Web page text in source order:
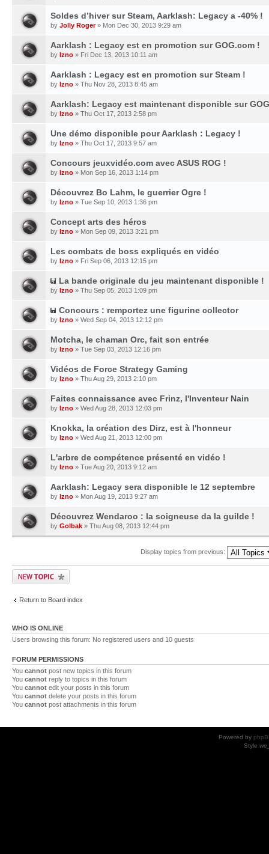
Soldes d’hiver sur Steam, Aarklash: Legacy a -40% !
by Jolly Roger» Mon Dec 30, 2013 9:29 am
Aarklash : Legacy est en promotion sur GOG.com !
by Izno » Fri Dec 13, 2013 10:11 am
Aarklash : Legacy est en promotion sur Steam !
by Izno » Thu Nov 28, 2013 8:45 am
Aarklash: Legacy est maintenant disponible sur
by Izno » Thu Oct 17, 2013 2:58 pm
Une démo disponible pour Aarklash : Legacy !
by Izno » Thu Oct 17, 2013 9:57 am
Concours jeuxvidéo.com avec ASUS ROG !
by Izno » Mon Sep 16, 2013 1:14 pm
Découvrez Bo Lahm, le guerrier Ogre !
by Izno » Tue Sep 10, 2013 1:36 pm
Concept arts des héros
by Izno » Mon Sep 09, 2013 3:21 pm
Les combats de boss expliqués en vidéo
by Izno » Fri Sep 06, 2013 12:15 pm
La bande originale du jeu maintenant disponible !
by Izno » Thu Sep 05, 2013 1:09 pm
Concours : remportez une figurine collector
by Izno » Wed Sep 04, 2013 12:12 pm
Motcha, le chaman Orc, fait son entrée
by Izno » Tue Sep 03, 2013 12:16 pm
Vidéos de Force Strategy Gaming
by Izno » Thu Aug 29, 2013 2:10 pm
Faites connaissance avec Frinz, l'Inventeur Nain
by Izno » Wed Aug 28, 2013 12:03 pm
Knokka, la création des Dirz, est à l'honneur
by Izno » Wed Aug 21, 2013 12:00 pm
L'arbre de compétence présenté en vidéo !
by Izno » Tue Aug 20, 2013 9:12 am
Aarklash: Legacy sera disponible le 12 septembre
by Izno » Mon Aug 19, 2013 9:27 am
Découvrez Wendaroo : la soigneuse da la guilde !
by Golbak » Thu Aug 08, 2013 12:44 pm
Display topics from previous:
Return to Board index
WHO IS ONLINE
Users browsing this forum: No registered users and 10 guests
FORUM PERMISSIONS
You cannot post new topics in this forum
You cannot reply to topics in this forum
You cannot edit your posts in this forum
You cannot delete your posts in this forum
You cannot post attachments in this forum
Powered by
Style